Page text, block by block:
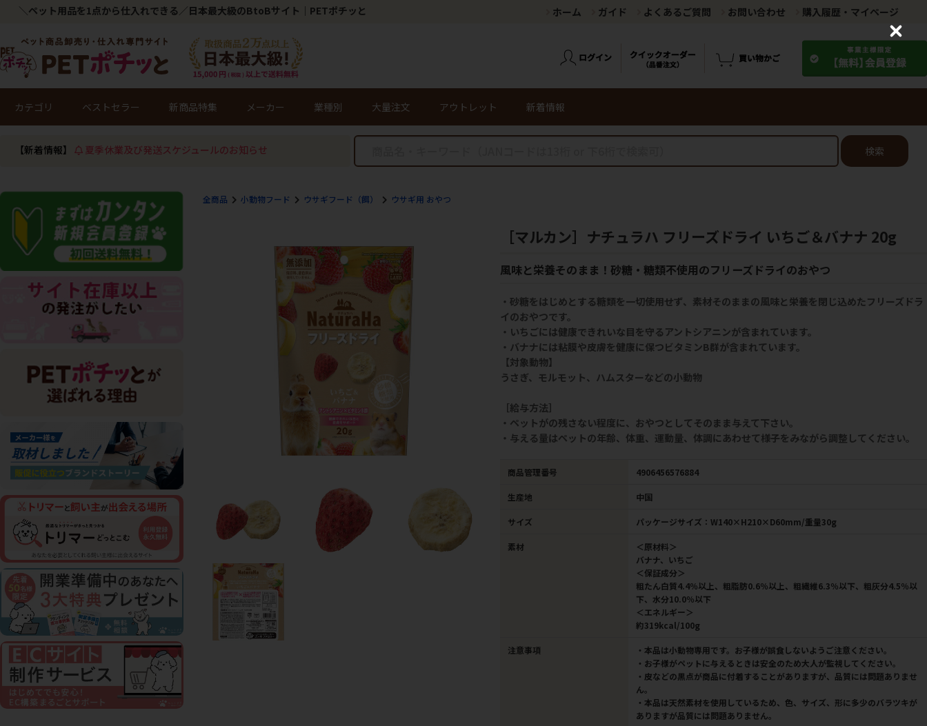
＼ペット用品を1点から仕入れできる／日本最大級のBtoBサイト｜PETポチッと ホーム ガイド よくあるご質問 お問い合わせ 購入履歴・マイページ
カテゴリ ベストセラー 新商品特集 メーカー 業種別 大量注文 アウトレット 新着情報
【新着情報】 夏季休業及び発送スケジュールのお知らせ 検索
全商品 小動物フード ウサギフード（餌） ウサギ用 おやつ
［マルカン］ナチュラハ フリーズドライ いちご＆バナナ 20g
風味と栄養そのまま！砂糖・糖類不使用のフリーズドライのおやつ
・砂糖をはじめとする糖類を一切使用せず、素材そのままの風味と栄養を閉じ込めたフリーズドラ
イのおやつです。
・いちごには健康できれいな目を守るアントシアニンが含まれています。
・バナナには粘膜や皮膚を健康に保つビタミンB群が含まれています。
【対象動物】
うさぎ、モルモット、ハムスターなどの小動物
［給与方法］
・ペットがの残さない程度に、おやつとしてそのまま与えて下さい。
・与える量はペットの年齢、体重、運動量、体調にあわせて様子をみながら調整してください。
商品管理番号 4906456576884
生産地 中国
サイズ パッケージサイズ：W140×H210×D60mm/重量30g
素材
＜原材料＞
バナナ、いちご
＜保証成分＞
粗たん白質4.4％以上、粗脂肪0.6％以上、粗繊維6.3％以下、粗灰分4.5％以
下、水分10.0％以下
＜エネルギー＞
約319kcal/100g
注意事項
・本品は小動物専用です。お子様が誤食しないようご注意ください。
・お子様がペットに与えるときは安全のため大人が監視してください。
・皮などの黒点が商品に付着することがありますが、品質には問題ありませ
ん。
・本品は天然素材を使用しているため、色、サイズ、形に多少のバラツキが
ありますが品質には問題ありません。
C
o
s
e